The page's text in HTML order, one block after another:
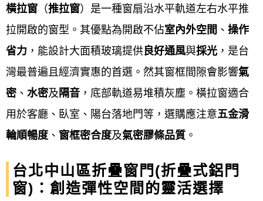
門的修理和更換、玻璃更換、隱藏式紗窗、百葉窗等
多元品項。 服務涵蓋產品製造、設計、安裝、換新、
維修與客製化等，旨在滿足住宅與商業空間對採光、
通風、隔音、安全、節能與美觀的需求。
門的工程： 不鏽鋼門、鋁門、鍛造門、白鐵
門、鐵捲門、鋼板門、鋼木門、琺瑯門、硫
動門、…等。
橫拉窗 （推拉窗）是一種窗扇沿水平軌道左右水平推
拉開啟的窗型。其優點為開啟不佔室內外空間 、 操作
省力 ，能設計大面積玻璃提供良好通風與採光 ，是台
灣最普遍且經濟實惠的首選。然其窗框間隙會影響氣
密 、 水密及 隔音 ，底部軌道易堆積灰塵。橫拉窗適合
用於客廳、臥室、陽台落地門等，選購應注意五金滑
輪順暢度、 窗框密合度及氣密膠條品質 。
台北中山區折疊窗門(折疊式鋁門
窗)：創造彈性空間的靈活選擇